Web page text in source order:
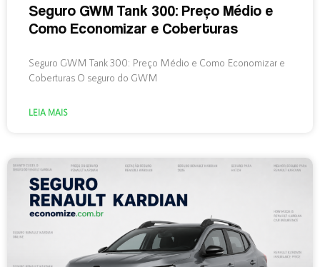
Seguro GWM Tank 300: Preço Médio e
Como Economizar e Coberturas
Seguro GWM Tank 300: Preço Médio e Como Economizar e
Coberturas O seguro do GWM
LEIA MAIS